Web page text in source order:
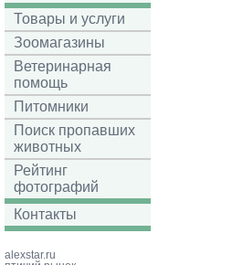
Товары и услуги
Зоомагазины
Ветеринарная
помощь
Питомники
Поиск пропавших
животных
Рейтинг
фотографий
Контакты
alexstar.ru